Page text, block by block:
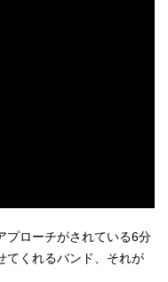
プローチがされている6分
てくれるバンド、それが